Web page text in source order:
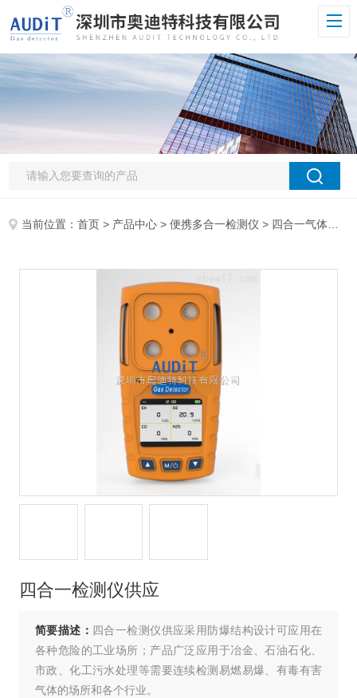
当前位置：首页 > 产品中心 >便携多合一检测仪 > 四合一气体检测仪
四合一检测仪供应
简要描述： 四合一检测仪供应采用防爆结构设计可应用在
各种危险的工业场所；产品广泛应用于冶金、石油石化、
市政、化工污水处理等需要连续检测易燃易爆、有毒有害
气体的场所和各个行业。